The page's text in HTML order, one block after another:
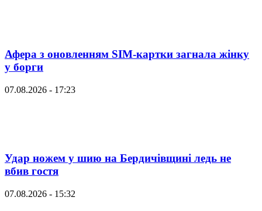
Афера з оновленням SIM-картки загнала жінку
у борги
07.08.2026 - 17:23
Удар ножем у шию на Бердичівщині ледь не
вбив гостя
07.08.2026 - 15:32